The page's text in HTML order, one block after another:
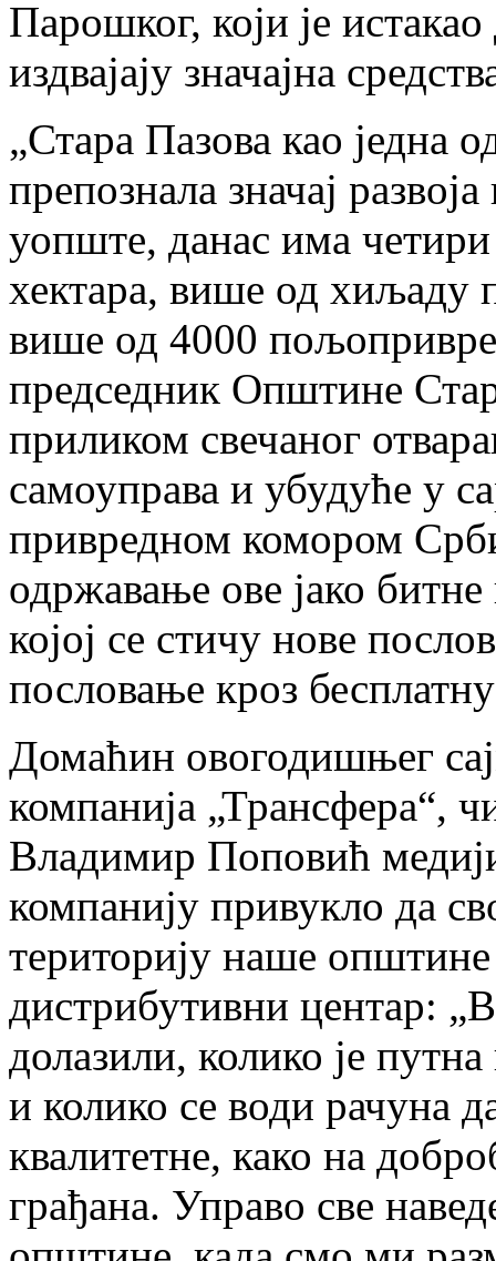
Парошког, који је
издвајају значајна
„Стара Пазова као једна
препознала значај
уопште, данас има
хектара, више од хиљаду
више од 4000
председник Општине
приликом свечаног
самоуправа и убудуће у
привредном комором
одржавање ове јако
којој се стичу нове
пословање кроз
Домаћин овогодишњег
компанија „Трансфера“,
Владимир Поповић
компанију привукло да
територију наше
дистрибутивни центар:
долазили, колико је
и колико се води рачуна
квалитетне, како на
грађана. Управо све